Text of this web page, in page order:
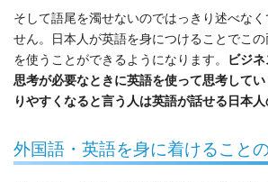
そして語尾を濁せないのではっきり述べな
せん。日本人が英語を身につけることでこ
を使うことができるようになります。
ビジ
思考が必要なときに英語を使って思考して
りやすくなると言う人は英語が話せる日本人
外国語・英語を身に着けること